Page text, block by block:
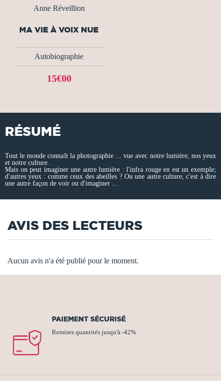
Anne Réveillion
MA VIE À VOIX NUE
Autobiographie
15€00
RÉSUMÉ
Tout le monde connaît la photographie ... vue avec notre lumière, nos yeux
et notre culture.
Mais on peut imaginer une autre lumière : l'infra rouge en est un exemple;
d'autres yeux : comme ceux des abeilles ? Ou une autre culture, c'est à dire
une autre façon de voir ou d'imaginer ...
AVIS DES LECTEURS
Aucun avis n'a été publié pour le moment.
PAIEMENT SÉCURISÉ
Remises quantités jusqu'à -42%